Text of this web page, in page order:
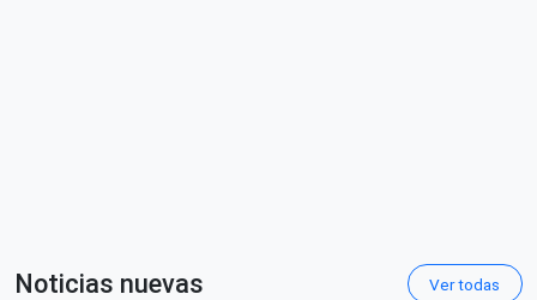
Noticias nuevas Ver todas